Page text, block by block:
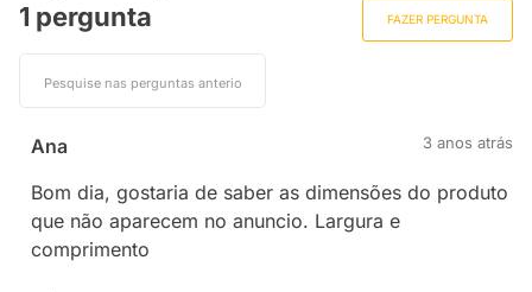
1 pergunta FAZER PERGUNTA
Ana 3 anos atrás
Bom dia, gostaria de saber as dimensões do produto
que não aparecem no anuncio. Largura e
comprimento